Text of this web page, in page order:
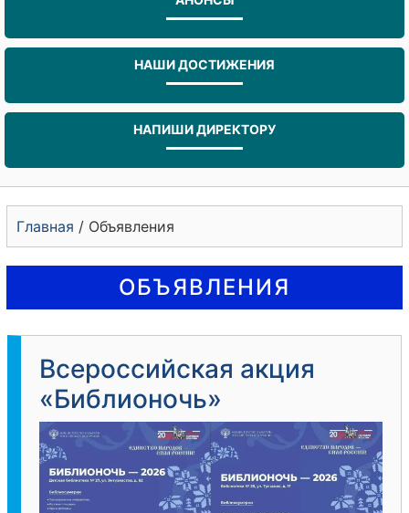
НАШИ ДОСТИЖЕНИЯ
НАПИШИ ДИРЕКТОРУ
Главная / Объявления
ОБЪЯВЛЕНИЯ
Всероссийская акция
«Библионочь»